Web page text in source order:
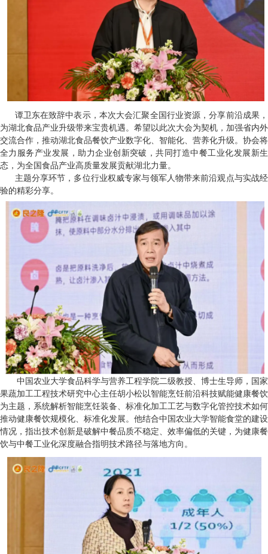
谭卫东在致辞中表示，本次大会汇聚全国行业资源，分享前沿成果，
为湖北食品产业升级带来宝贵机遇。希望以此次大会为契机，加强省内外
交流合作，推动湖北食品餐饮产业数字化、智能化、营养化升级。协会将
全力服务产业发展，助力企业创新突破，共同打造中餐工业化发展新生
态，为全国食品产业高质量发展贡献湖北力量。
主题分享环节，多位行业权威专家与领军人物带来前沿观点与实战经
验的精彩分享。
中国农业大学食品科学与营养工程学院二级教授、博士生导师，国家
果蔬加工工程技术研究中心主任胡小松以智能烹饪前沿科技赋能健康餐饮
为主题，系统解析智能烹饪装备、标准化加工工艺与数字化管控技术如何
推动健康餐饮规模化、标准化发展。他结合中国农业大学智能食堂的建设
情况，指出技术创新是破解中餐品质不稳定、效率偏低的关键，为健康餐
饮与中餐工业化深度融合指明技术路径与落地方向。